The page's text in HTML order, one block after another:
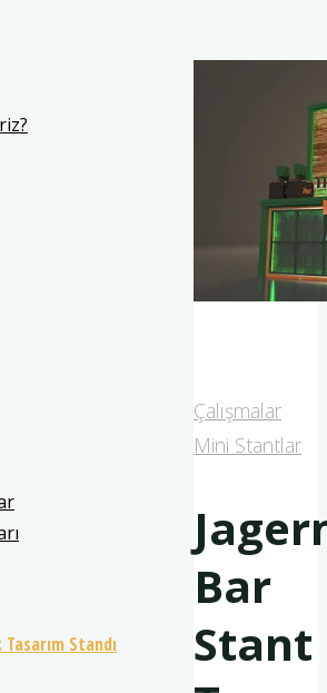
Çalışmalar
Mini Stantlar
Bar
Stant
Standı